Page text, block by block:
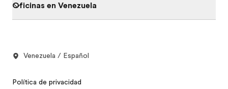
Oficinas en Venezuela
Venezuela / Español
Política de privacidad